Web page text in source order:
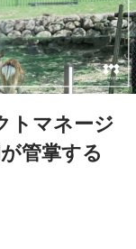
トマネージ
管掌する